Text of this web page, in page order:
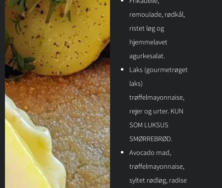
remoulade, rødkål,
ristet løg og
hjemmelavet
agurkesalat.
Laks (gourmetrøget
laks)
trøffelmayonnaise,
rejer og urter. KUN
SOM LUKSUS
SMØRREBRØD.
Avocado mad,
trøffelmayonnaise,
syltet rødløg, radise